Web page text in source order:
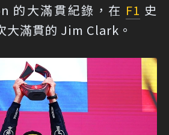
的大滿貫紀錄，在 F1 史
大滿貫的 Jim Clark。